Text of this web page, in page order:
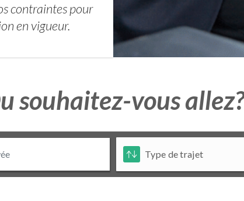
contraintes pour
en vigueur.
souhaitez-vous allez?